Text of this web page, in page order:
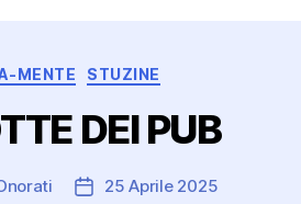
Categorie
MENTE STUZINE
DEI PUB
Data25 Aprile 2025